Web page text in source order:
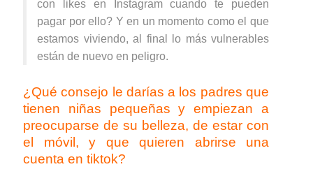
con likes en Instagram cuando te pueden
pagar por ello? Y en un momento como el que
estamos viviendo, al final lo más vulnerables
están de nuevo en peligro.
¿Qué consejo le darías a los padres que
tienen niñas pequeñas y empiezan a
preocuparse de su belleza, de estar con
el móvil, y que quieren abrirse una
cuenta en tiktok?